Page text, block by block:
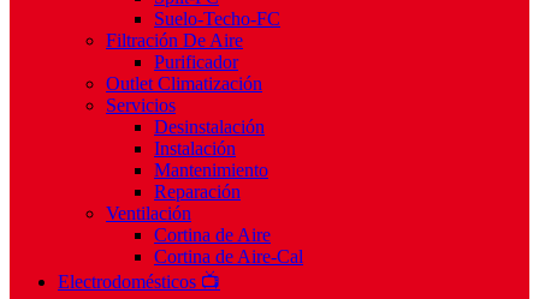
Suelo-Techo-FC
Filtración De Aire
Purificador
Outlet Climatización
Servicios
Desinstalación
Instalación
Mantenimiento
Reparación
Ventilación
Cortina de Aire
Cortina de Aire-Cal
Electrodomésticos 📺